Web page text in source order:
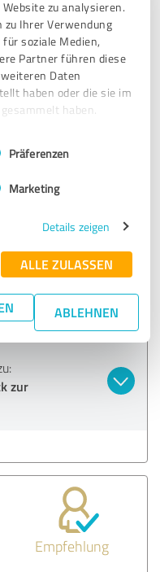
zu analysieren.
Ihrer Verwendung
soziale Medien,
Partner führen diese
Daten
haben oder die sie im
haben.
Präferenzen
Marketing
Details zeigen
ALLE ZULASSEN
ABLEHNEN
P. Wir freuen
insgesamt
für Ihre Anregung
Lizenz für die
anzubieten, ist
in unsere
Sie weitere Ideen
für Ihre
Empfehlung
zur
Empfehlung